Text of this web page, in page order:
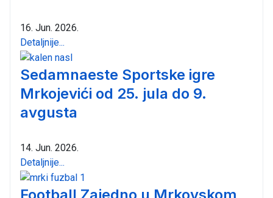
16. Jun. 2026.
Detaljnije...
Sedamnaeste Sportske igre
Mrkojevići od 25. jula do 9.
avgusta
14. Jun. 2026.
Detaljnije...